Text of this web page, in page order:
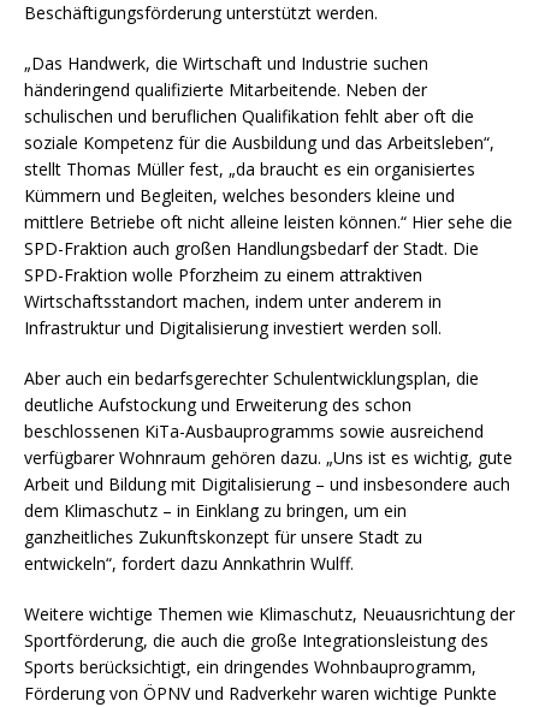
Beschäftigungsförderung unterstützt werden.
„Das Handwerk, die Wirtschaft und Industrie suchen
händeringend qualifizierte Mitarbeitende. Neben der
schulischen und beruflichen Qualifikation fehlt aber oft die
soziale Kompetenz für die Ausbildung und das Arbeitsleben“,
stellt Thomas Müller fest, „da braucht es ein organisiertes
Kümmern und Begleiten, welches besonders kleine und
mittlere Betriebe oft nicht alleine leisten können.“ Hier sehe die
SPD-Fraktion auch großen Handlungsbedarf der Stadt. Die
SPD-Fraktion wolle Pforzheim zu einem attraktiven
Wirtschaftsstandort machen, indem unter anderem in
Infrastruktur und Digitalisierung investiert werden soll.
Aber auch ein bedarfsgerechter Schulentwicklungsplan, die
deutliche Aufstockung und Erweiterung des schon
beschlossenen KiTa-Ausbauprogramms sowie ausreichend
verfügbarer Wohnraum gehören dazu. „Uns ist es wichtig, gute
Arbeit und Bildung mit Digitalisierung – und insbesondere auch
dem Klimaschutz – in Einklang zu bringen, um ein
ganzheitliches Zukunftskonzept für unsere Stadt zu
entwickeln“, fordert dazu Annkathrin Wulff.
Weitere wichtige Themen wie Klimaschutz, Neuausrichtung der
Sportförderung, die auch die große Integrationsleistung des
Sports berücksichtigt, ein dringendes Wohnbauprogramm,
Förderung von ÖPNV und Radverkehr waren wichtige Punkte